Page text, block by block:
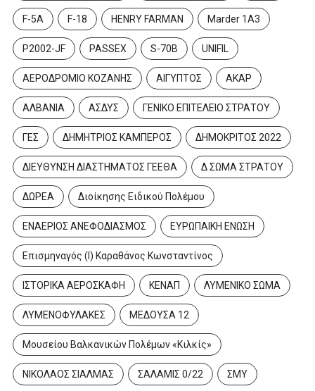
F-5A F-18 HENRY FARMAN Marder 1A3
P2002-JF PASSEX S-70B UNIFIL
ΑΕΡΟΔΡΟΜΙΟ ΚΟΖΑΝΗΣ ΑΙΓΥΠΤΟΣ ΑΚΑΡ
ΑΛΒΑΝΙΑ ΑΣΔΥΣ ΓΕΝΙΚΟ ΕΠΙΤΕΛΕΙΟ ΣΤΡΑΤΟΥ
ΓΕΣ ΔΗΜΗΤΡΙΟΣ ΚΑΜΠΕΡΟΣ ΔΗΜΟΚΡΙΤΟΣ 2022
ΔΙΕΥΘΥΝΣΗ ΔΙΑΣΤΗΜΑΤΟΣ ΓΕΕΘΑ Δ ΣΩΜΑ ΣΤΡΑΤΟΥ
ΔΩΡΕΑ Διοίκησης Ειδικού Πολέμου
ΕΝΑΕΡΙΟΣ ΑΝΕΦΟΔΙΑΣΜΟΣ ΕΥΡΩΠΑΙΚΗ ΕΝΩΣΗ
Επισμηναγός (Ι) Καραθάνος Κωνσταντίνος
ΙΣΤΟΡΙΚΑ ΑΕΡΟΣΚΑΦΗ ΚΕΝΑΠ ΛΥΜΕΝΙΚΟ ΣΩΜΑ
ΛΥΜΕΝΟΦΥΛΑΚΕΣ ΜΕΔΟΥΣΑ 12
Μουσείου Βαλκανικών Πολέμων «Κιλκίς»
ΝΙΚΟΛΑΟΣ ΣΙΑΛΜΑΣ ΣΑΛΑΜΙΣ 0/22 ΣΜΥ